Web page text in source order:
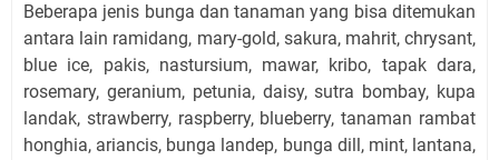
Beberapa jenis bunga dan tanaman yang bisa ditemukan
antara lain ramidang, mary-gold, sakura, mahrit, chrysant,
blue ice, pakis, nastursium, mawar, kribo, tapak dara,
rosemary, geranium, petunia, daisy, sutra bombay, kupa
landak, strawberry, raspberry, blueberry, tanaman rambat
honghia, ariancis, bunga landep, bunga dill, mint, lantana,